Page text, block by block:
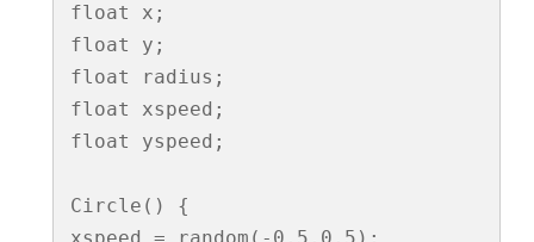
float x;
float y;
float radius;
float xspeed;
float yspeed;
Circle() {